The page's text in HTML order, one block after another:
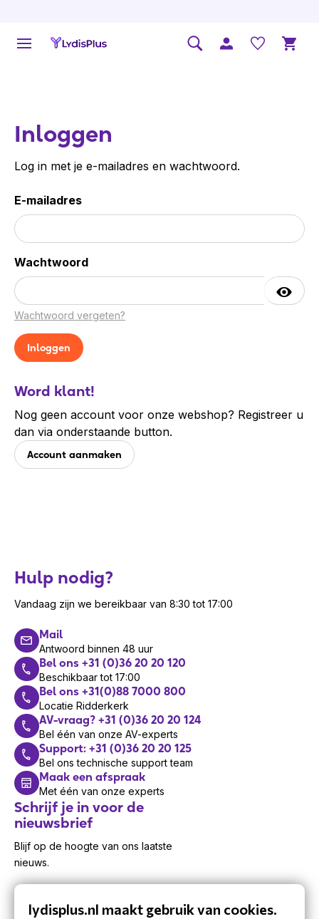
Inloggen
Log in met je e-mailadres en wachtwoord.
E-mailadres
Wachtwoord
Wachtwoord vergeten?
Word klant!
Nog geen account voor onze webshop? Registreer u
dan via onderstaande button.
Account aanmaken
Hulp nodig?
Vandaag zijn we bereikbaar van 8:30 tot 17:00
Mail
Antwoord binnen 48 uur
Bel ons +31 (0)36 20 20 120
Beschikbaar tot 17:00
Bel ons +31(0)88 7000 800
Locatie Ridderkerk
AV-vraag? +31 (0)36 20 20 124
Bel één van onze AV-experts
Support: +31 (0)36 20 20 125
Bel ons technische support team
Maak een afspraak
Met één van onze experts
Schrijf je in voor de
nieuwsbrief
Blijf op de hoogte van ons laatste
nieuws.
lydisplus.nl maakt gebruik van cookies.